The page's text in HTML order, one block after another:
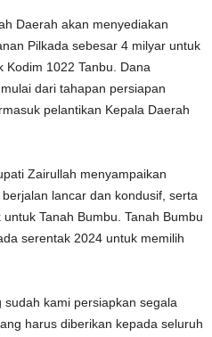
Daerah akan menyediakan
Pilkada sebesar 4 milyar untuk
Kodim 1022 Tanbu. Dana
dari tahapan persiapan
pelantikan Kepala Daerah
Zairullah menyampaikan
lancar dan kondusif, serta
Tanah Bumbu. Tanah Bumbu
serentak 2024 untuk memilih
kami persiapkan segala
harus diberikan kepada seluruh